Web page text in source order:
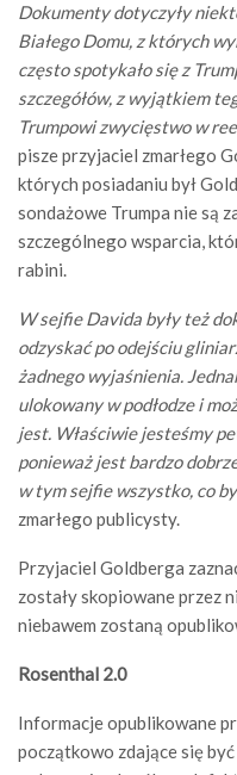
Dokumenty dotyczyły
Białego Domu, z których
często spotykało się z
szczegółów, z wyjątkiem
Trumpowi zwycięstwo w
pisze przyjaciel zmarłego
których posiadaniu był
sondażowe Trumpa nie są
szczególnego wsparcia,
rabini.
W sejfie Davida były też
odzyskać po odejściu
żadnego wyjaśnienia.
ulokowany w podłodze i
jest. Właściwie jesteśmy
ponieważ jest bardzo
w tym sejfie wszystko, co
zmarłego publicysty.
Przyjaciel Goldberga
zostały skopiowane przez
niebawem zostaną
Rosenthal 2.0
Informacje opublikowane
początkowo zdające się